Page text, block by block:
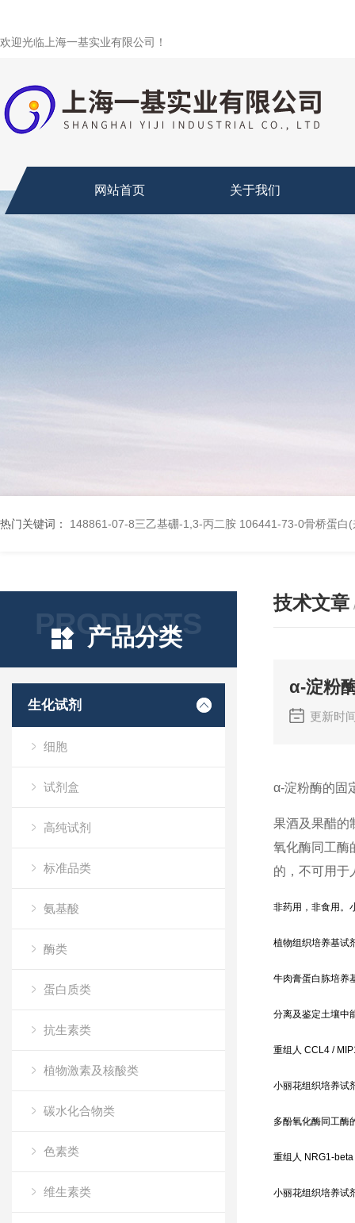
欢迎光临上海一基实业有限公司！
网站首页 关于我们
热门关键词： 148861-07-8三乙基硼-1,3-丙二胺 106441-73-0骨桥蛋白
PRODUCTS
产品分类
生化试剂
细胞
试剂盒
高纯试剂
标准品类
氨基酸
酶类
蛋白质类
抗生素类
植物激素及核酸类
碳水化合物类
色素类
维生素类
技术文章
α-淀粉
更新时
α-淀粉酶的固
果酒及果醋的
氧化酶同工酶
的，不可用于
非药用，非食用。
植物组织培养基试
牛肉膏蛋白胨培养
分离及鉴定土壤中
重组人 CCL4 /
小丽花组织培养试
多酚氧化酶同工酶
重组人 NRG1-
小丽花组织培养试